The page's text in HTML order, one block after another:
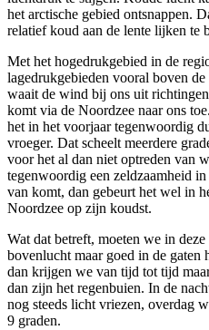
het arctische gebied ontsnappen.
relatief koud aan de lente lijken te
Met het hogedrukgebied in de
lagedrukgebieden vooral boven
waait de wind bij ons uit
komt via de Noordzee naar ons
het in het voorjaar tegenwoordig
vroeger. Dat scheelt meerdere
voor het al dan niet optreden van
tegenwoordig een zeldzaamheid
van komt, dan gebeurt het wel in
Noordzee op zijn koudst.
Wat dat betreft, moeten we in
bovenlucht maar goed in de gaten
dan krijgen we van tijd tot tijd
dan zijn het regenbuien. In de
nog steeds licht vriezen, overdag
9 graden.